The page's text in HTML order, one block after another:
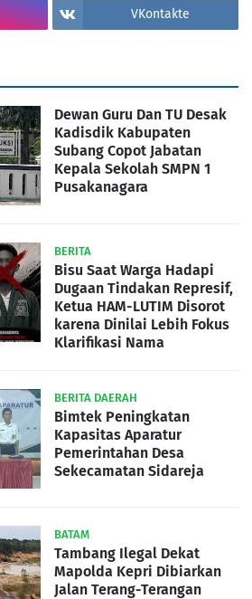
VKontakte
Dewan Guru Dan TU Desak
Kadisdik Kabupaten
Subang Copot Jabatan
Kepala Sekolah SMPN 1
Pusakanagara
BERITA
Bisu Saat Warga Hadapi
Dugaan Tindakan Represif,
Ketua HAM-LUTIM Disorot
karena Dinilai Lebih Fokus
Klarifikasi Nama
BERITA DAERAH
Bimtek Peningkatan
Kapasitas Aparatur
Pemerintahan Desa
Sekecamatan Sidareja
BATAM
Tambang Ilegal Dekat
Mapolda Kepri Dibiarkan
Jalan Terang-Terangan